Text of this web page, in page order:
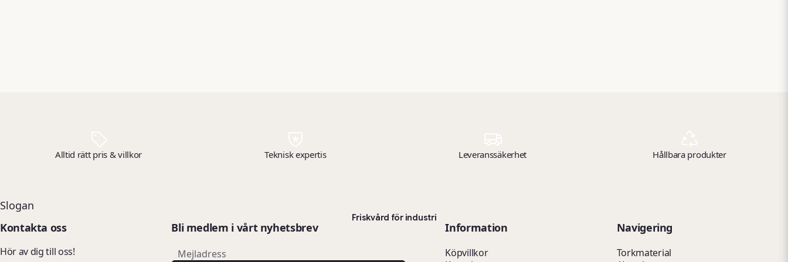
Alltid rätt pris & villkor Teknisk expertis Leveranssäkerhet Hållbara produkter
Slogan
Friskvård för industri
Kontakta oss
Hör av dig till oss!
Bli medlem i vårt nyhetsbrev
email
Mejladress
Information
Köpvillkor
Navigering
Torkmaterial